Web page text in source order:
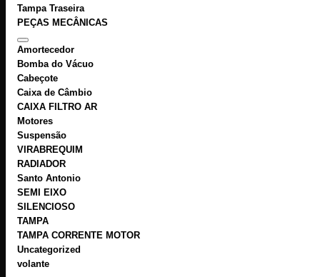
Tampa Traseira
PEÇAS MECÂNICAS
Amortecedor
Bomba do Vácuo
Cabeçote
Caixa de Câmbio
CAIXA FILTRO AR
Motores
Suspensão
VIRABREQUIM
RADIADOR
Santo Antonio
SEMI EIXO
SILENCIOSO
TAMPA
TAMPA CORRENTE MOTOR
Uncategorized
volante